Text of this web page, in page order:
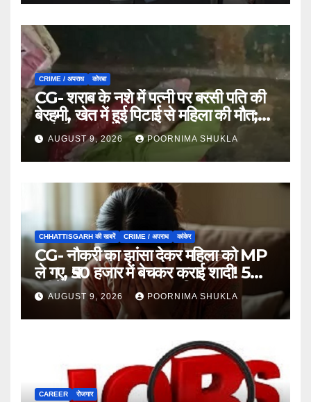
CRIME / अपराध कोरबा
CG- शराब के नशे में पत्नी पर बरसी पति की
बेरहमी, खेत में हुई पिटाई से महिला की मौत;
आरोपी फरार…
AUGUST 9, 2026 POORNIMA SHUKLA
CHHATTISGARH की खबरें CRIME / अपराध कांकेर
CG- नौकरी का झांसा देकर महिला को MP
ले गए, ₹50 हजार में बेचकर कराई शादी! 5
महीने बाद खुला पूरा राज, 3 गिरफ्तार…
AUGUST 9, 2026 POORNIMA SHUKLA
CAREER रोजगार